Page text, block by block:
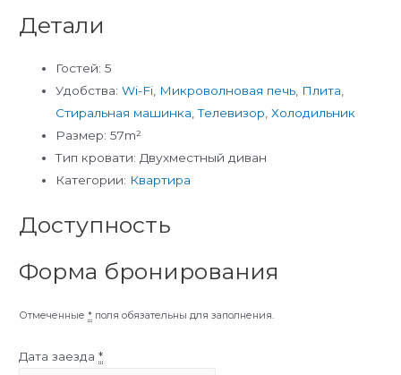
Детали
Гостей: 5
Удобства: Wi-Fi Микроволновая печь Плита
Стиральная машинка ,Телевизор ,Холодильник
Размер: 57m²
Тип кровати: Двухместный диван
Категории: Квартира
Доступность
Форма бронирования
Отмеченные* поля обязательны для заполнения.
Дата заезда*